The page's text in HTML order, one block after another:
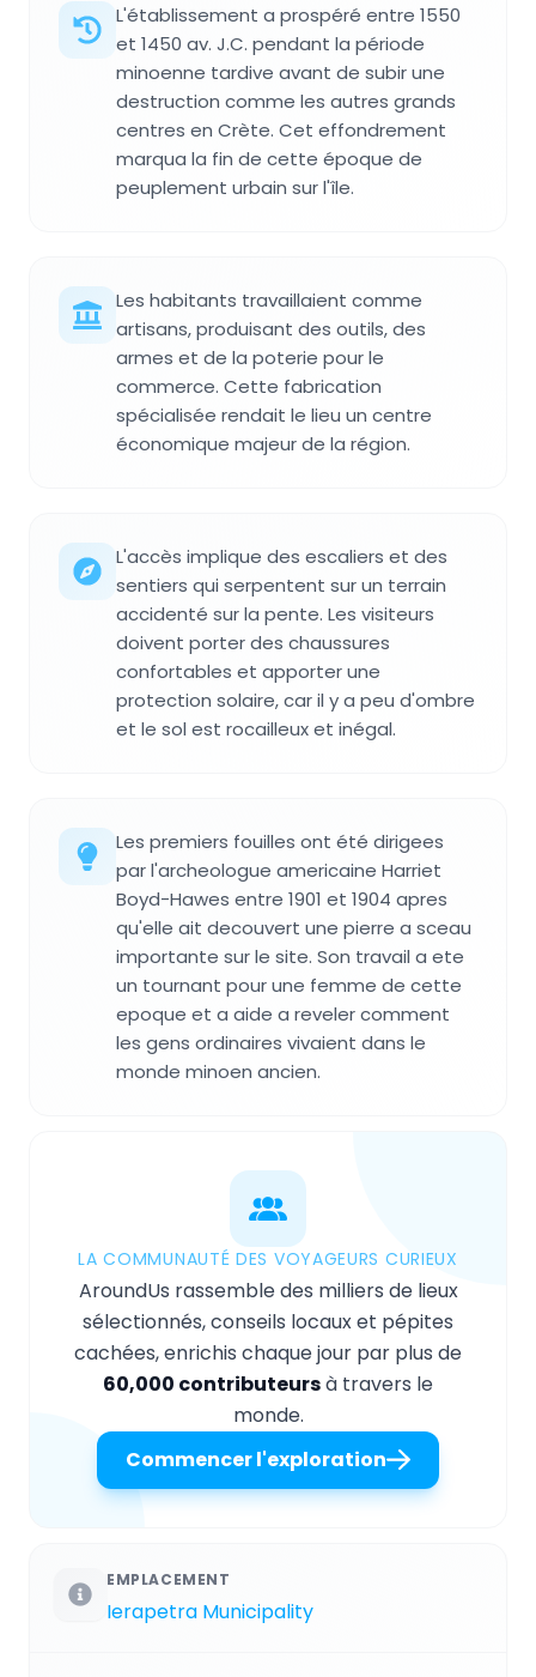
L'établissement a prospéré entre 1550
et 1450 av. J.C. pendant la période
minoenne tardive avant de subir une
destruction comme les autres grands
centres en Crète. Cet effondrement
marqua la fin de cette époque de
peuplement urbain sur l'île.
Les habitants travaillaient comme
artisans, produisant des outils, des
armes et de la poterie pour le
commerce. Cette fabrication
spécialisée rendait le lieu un centre
économique majeur de la région.
L'accès implique des escaliers et des
sentiers qui serpentent sur un terrain
accidenté sur la pente. Les visiteurs
doivent porter des chaussures
confortables et apporter une
protection solaire, car il y a peu d'ombre
et le sol est rocailleux et inégal.
Les premiers fouilles ont été dirigees
par l'archeologue americaine Harriet
Boyd-Hawes entre 1901 et 1904 apres
qu'elle ait decouvert une pierre a sceau
importante sur le site. Son travail a ete
un tournant pour une femme de cette
epoque et a aide a reveler comment
les gens ordinaires vivaient dans le
monde minoen ancien.
LA COMMUNAUTÉ DES VOYAGEURS CURIEUX
AroundUs rassemble des milliers de lieux
sélectionnés, conseils locaux et pépites
cachées, enrichis chaque jour par plus de
60,000 contributeursà travers le
monde.
Commencer l'exploration
EMPLACEMENT
Ierapetra Municipality